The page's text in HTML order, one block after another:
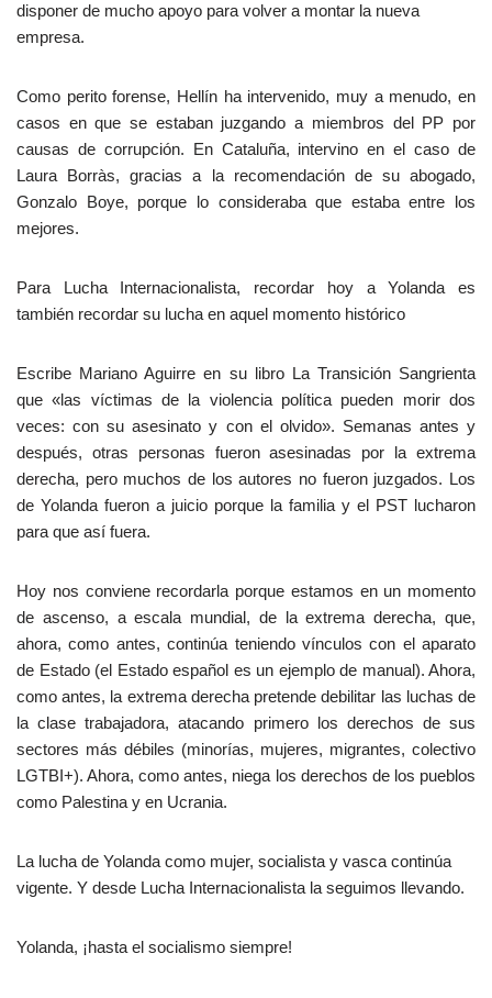
disponer de mucho apoyo para volver a montar la nueva
empresa.
Como perito forense, Hellín ha intervenido, muy a menudo, en
casos en que se estaban juzgando a miembros del PP por
causas de corrupción. En Cataluña, intervino en el caso de
Laura Borràs, gracias a la recomendación de su abogado,
Gonzalo Boye, porque lo consideraba que estaba entre los
mejores.
Para Lucha Internacionalista, recordar hoy a Yolanda es
también recordar su lucha en aquel momento histórico
Escribe Mariano Aguirre en su libro La Transición Sangrienta
que «las víctimas de la violencia política pueden morir dos
veces: con su asesinato y con el olvido». Semanas antes y
después, otras personas fueron asesinadas por la extrema
derecha, pero muchos de los autores no fueron juzgados. Los
de Yolanda fueron a juicio porque la familia y el PST lucharon
para que así fuera.
Hoy nos conviene recordarla porque estamos en un momento
de ascenso, a escala mundial, de la extrema derecha, que,
ahora, como antes, continúa teniendo vínculos con el aparato
de Estado (el Estado español es un ejemplo de manual). Ahora,
como antes, la extrema derecha pretende debilitar las luchas de
la clase trabajadora, atacando primero los derechos de sus
sectores más débiles (minorías, mujeres, migrantes, colectivo
LGTBI+). Ahora, como antes, niega los derechos de los pueblos
como Palestina y en Ucrania.
La lucha de Yolanda como mujer, socialista y vasca continúa
vigente. Y desde Lucha Internacionalista la seguimos llevando.
Yolanda, ¡hasta el socialismo siempre!